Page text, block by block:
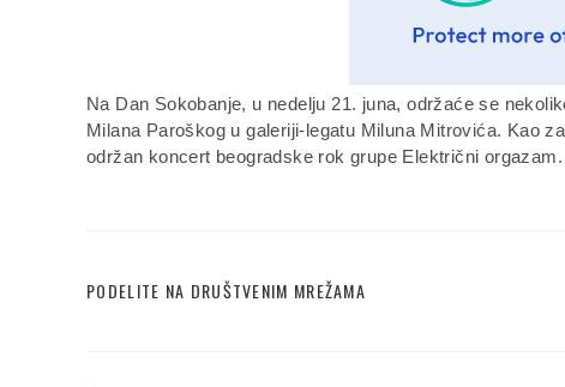
Na Dan Sokobanje, u nedelju 21. juna, održaće se
Milana Paroškog u galeriji-legatu Miluna Mitrovića. Kao
održan koncert beogradske rok grupe Električni orgazam.
PODELITE NA DRUŠTVENIM MREŽAMA